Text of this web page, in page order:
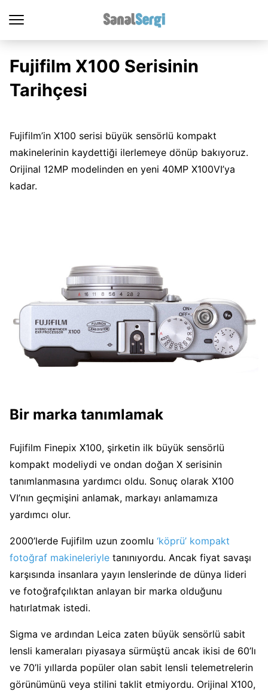
Fujifilm X100 Serisinin
Tarihçesi
Fujifilm’in X100 serisi büyük sensörlü kompakt
makinelerinin kaydettiği ilerlemeye dönüp bakıyoruz.
Orijinal 12MP modelinden en yeni 40MP X100VI’ya
kadar.
Bir marka tanımlamak
Fujifilm Finepix X100, şirketin ilk büyük sensörlü
kompakt modeliydi ve ondan doğan X serisinin
tanımlanmasına yardımcı oldu. Sonuç olarak X100
VI’nın geçmişini anlamak, markayı anlamamıza
yardımcı olur.
2000’lerde Fujifilm uzun zoomlu ‘köprü’ kompakt
fotoğraf makineleriyle tanınıyordu. Ancak fiyat savaşı
karşısında insanlara yayın lenslerinde de dünya lideri
ve fotoğrafçılıktan anlayan bir marka olduğunu
hatırlatmak istedi.
Sigma ve ardından Leica zaten büyük sensörlü sabit
lensli kameraları piyasaya sürmüştü ancak ikisi de 60’lı
ve 70’li yıllarda popüler olan sabit lensli telemetrelerin
görünümünü veya stilini taklit etmiyordu. Orijinal X100,